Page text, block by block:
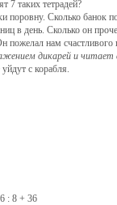
7 таких тетрадей?
Сколько банок
в день. Сколько он
пожелал нам
дикарей и
с корабля.
+ 36